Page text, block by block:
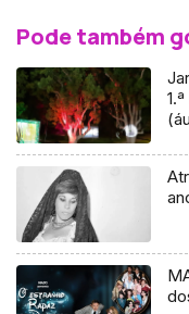
Pode também